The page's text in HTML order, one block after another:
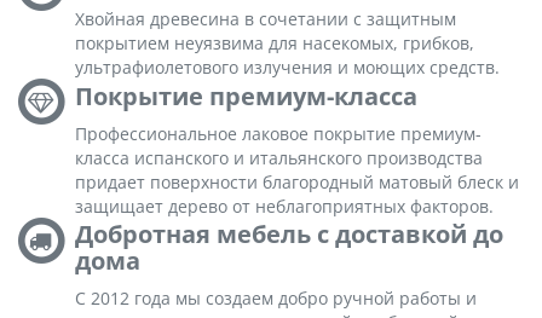
Хвойная древесина в сочетании с защитным
покрытием неуязвима для насекомых, грибков,
ультрафиолетового излучения и моющих средств.
Покрытие премиум-класса
Профессиональное лаковое покрытие премиум-
класса испанского и итальянского производства
придает поверхности благородный матовый блеск и
защищает дерево от неблагоприятных факторов.
Добротная мебель с доставкой до
дома
С 2012 года мы создаем добро ручной работы и